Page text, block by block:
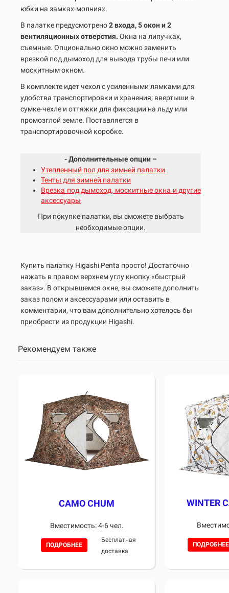
юбки на замках-молниях.
В палатке предусмотрено2 входа, 5 окон и 2
вентиляционных отверстия. Окна на липучках,
съемные. Опционально окно можно заменить
врезкой под дымоход для вывода трубы печи или
москитным окном.
В комплекте идет чехол с усиленными лямками для
удобства транспортировки и хранения; ввертыши в
сумке-чехле и оттяжки для фиксации на льду или
промозглой земле. Поставляется в
транспортировочной коробке.
- Дополнительные опции –
Утепленный пол для зимней палатки
Тенты для зимней палатки
Врезка под дымоход, москитные окна и другие
аксессуары
При покупке палатки, вы сможете выбрать
необходимые опции.
Купить палатку Higashi Penta просто! Достаточно
нажать в правом верхнем углу кнопку «быстрый
заказ». В открывшемся окне, вы сможете дополнить
заказ полом и аксессуарами или оставить в
комментарии, что вам дополнительно хотелось бы
приобрести из продукции Higashi.
Рекомендуем также
CAMO CHUM
Вместимость: 4-6 чел.
ПОДРОБНЕЕ
Бесплатная
доставка
WINTER
ПОДРОБНЕЕ